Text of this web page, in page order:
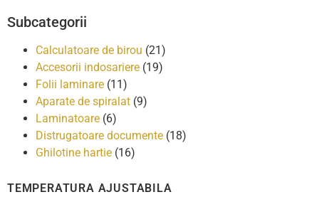
Subcategorii
Calculatoare de birou (21)
Accesorii indosariere (19)
Folii laminare (11)
Aparate de spiralat (9)
Laminatoare (6)
Distrugatoare documente (18)
Ghilotine hartie (16)
TEMPERATURA AJUSTABILA